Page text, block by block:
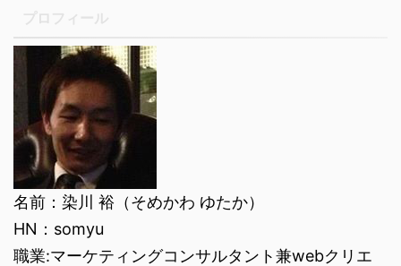
名前：染川 裕（そめかわ ゆたか）
HN：somyu
職業:マーケティングコンサルタント兼webクリエ